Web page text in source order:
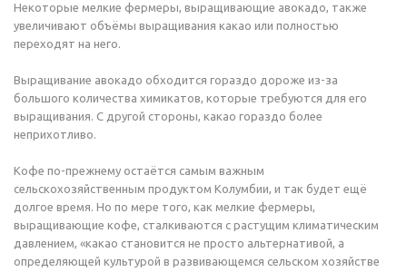
Некоторые мелкие фермеры, выращивающие авокадо, также
увеличивают объёмы выращивания какао или полностью
переходят на него.
Выращивание авокадо обходится гораздо дороже из-за
большого количества химикатов, которые требуются для его
выращивания. С другой стороны, какао гораздо более
неприхотливо.
Кофе по-прежнему остаётся самым важным
сельскохозяйственным продуктом Колумбии, и так будет ещё
долгое время. Но по мере того, как мелкие фермеры,
выращивающие кофе, сталкиваются с растущим климатическим
давлением, «какао становится не просто альтернативой, а
определяющей культурой в развивающемся сельском хозяйстве